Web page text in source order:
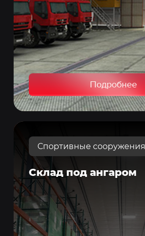
Подробнее
Спортивные сооружения
Склад под ангаром